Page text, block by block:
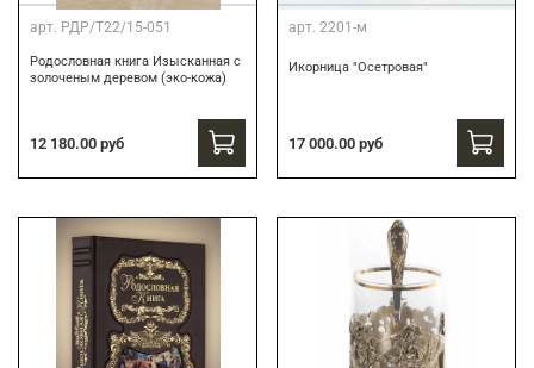
арт. РДР/Т22/15-051
Родословная книга Изысканная с
золоченым деревом (эко-кожа)
12 180.00 руб
арт. 2201-м
Икорница "Осетровая"
17 000.00 руб